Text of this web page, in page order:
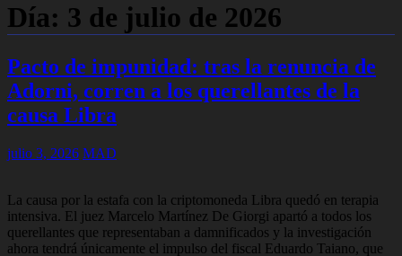
Día: 3 de julio de 2026
Pacto de impunidad: tras la renuncia de
Adorni, corren a los querellantes de la
causa Libra
julio 3, 2026 MAD
La causa por la estafa con la criptomoneda Libra quedó en terapia
intensiva. El juez Marcelo Martínez De Giorgi apartó a todos los
querellantes que representaban a damnificados y la investigación
ahora tendrá únicamente el impulso del fiscal Eduardo Taiano, que